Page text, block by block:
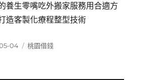
養生零嘴吃外搬家服務用合適方
造客製化療程整型技術
04
分
桃園借錢